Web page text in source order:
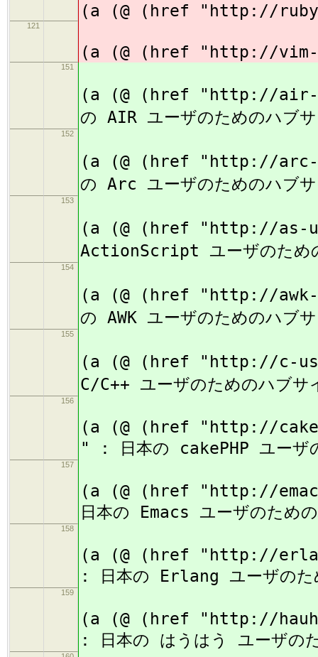
(a (@ (href "http://
121
(a (@ (href "http://
151
(a (@ (href "http://
の AIR ユーザのためのハブ
152
(a (@ (href "http://
の Arc ユーザのためのハブ
153
(a (@ (href "http://as-
ActionScript ユーザのため
154
(a (@ (href "http://
の AWK ユーザのためのハブ
155
(a (@ (href "http://c-
C/C++ ユーザのためのハブ
156
(a (@ (href "http://
" : 日本の cakePHP ユーザ
157
(a (@ (href "http://
日本の Emacs ユーザのため
158
(a (@ (href "http://
: 日本の Erlang ユーザのた
159
(a (@ (href "http://
: 日本の はうはう ユーザの